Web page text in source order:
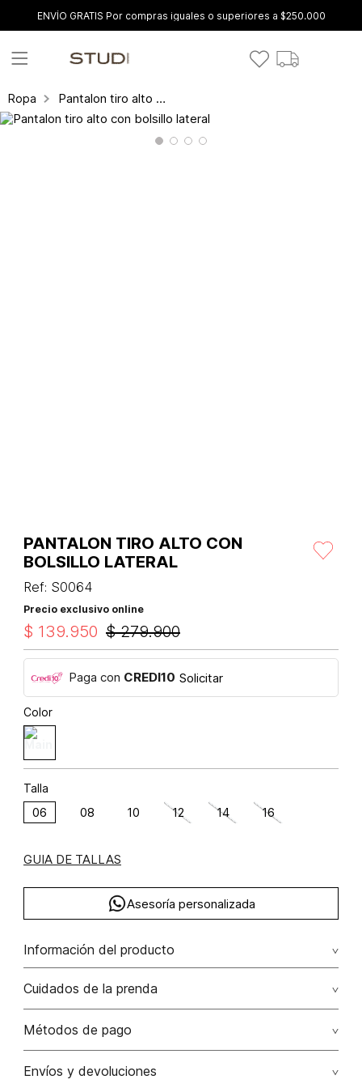
ENVÍO GRATIS Por compras iguales o superiores a $250.000
Ropa Pantalon tiro alto con bolsillo lateral
PANTALON TIRO ALTO CON
BOLSILLO LATERAL
Ref: S0064
Precio exclusivo online
$ 279.900
$ 139.950
Paga con CREDI10 Solicitar
Color
Talla
06 08 10 12 14 16
GUIA DE TALLAS
Asesoría personalizada
Información del producto
Pantalon cargo con cinturon viscosa 93% poliéster 7% 93.00%
viscosa/viscose7.00% poliéster/polyester
Cuidados de la prenda
Lavar a mano por separado / no dejar en remojo / no
Métodos de pago
Tarjetas de crédito: Visa, Dinners, Master Card y American
Envíos y devoluciones